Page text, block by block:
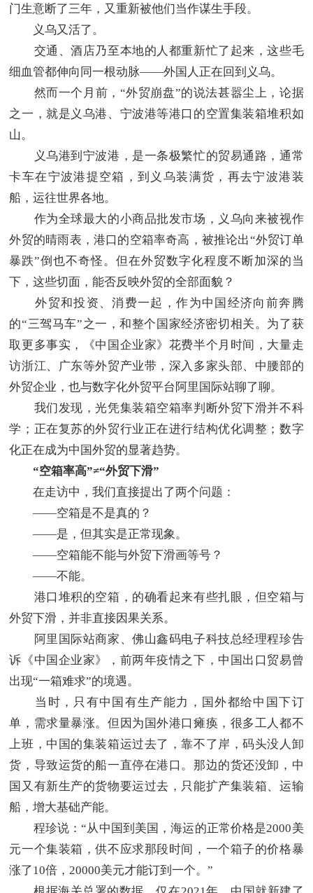
门生意断了三年，又重新被他们当作谋生手段。
义乌又活了。
交通、酒店乃至本地的人都重新忙了起来，这些毛
细血管都伸向同一根动脉——外国人正在回到义乌。
然而一个月前，“外贸崩盘”的说法甚嚣尘上，论据
之一，就是义乌港、宁波港等港口的空置集装箱堆积如
山。
义乌港到宁波港，是一条极繁忙的贸易通路，通常
卡车在宁波港提空箱，到义乌装满货，再去宁波港装
船，运往世界各地。
作为全球最大的小商品批发市场，义乌向来被视作
外贸的晴雨表，港口的空箱率奇高，被推论出“外贸订单
暴跌”倒也不奇怪。但在外贸数字化程度不断加深的当
下，这些切面，能否反映外贸的全部面貌？
外贸和投资、消费一起，作为中国经济向前奔腾
的“三驾马车”之一，和整个国家经济密切相关。为了获
取更多事实，《中国企业家》花费半个月时间，大量走
访浙江、广东等外贸产业带，深入多家头部、中腰部的
外贸企业，也与数字化外贸平台阿里国际站聊了聊。
我们发现，光凭集装箱空箱率判断外贸下滑并不科
学；正在复苏的外贸行业正在进行结构优化调整；数字
化正在成为中国外贸的显著趋势。
“空箱率高”≠“外贸下滑”
在走访中，我们直接提出了两个问题：
——空箱是不是真的？
——是，但其实是正常现象。
——空箱能不能与外贸下滑画等号？
——不能。
港口堆积的空箱，的确看起来有些扎眼，但空箱与
外贸下滑，并非直接因果关系。
阿里国际站商家、佛山鑫码电子科技总经理程珍告
诉《中国企业家》，前两年疫情之下，中国出口贸易曾
出现“一箱难求”的境遇。
当时，只有中国有生产能力，国外都给中国下订
单，需求量暴涨。但因为国外港口瘫痪，很多工人都不
上班，中国的集装箱运过去了，靠不了岸，码头没人卸
货，导致运货的船一直停在港口。那边的货还没卸，中
国又有新生产的货物要运过去，只能扩产集装箱、运输
船，增大基础产能。
程珍说：“从中国到美国，海运的正常价格是2000美
元一个集装箱，供不应求那段时间，一个箱子的价格暴
涨了10倍，20000美元才能订到一个。”